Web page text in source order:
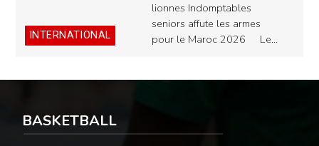
INTERNATIONAL
lionnes Indomptables
seniors affute les armes
pour le Maroc 2026 Le…
BASKETBALL